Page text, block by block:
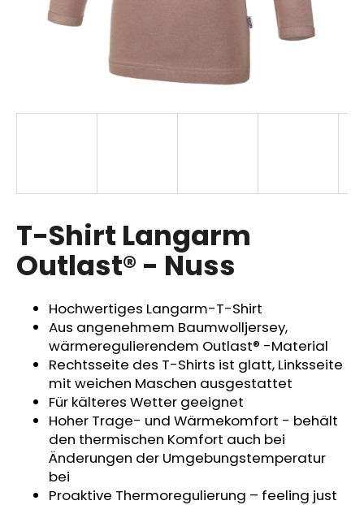
T-Shirt Langarm
Outlast® - Nuss
Hochwertiges Langarm-T-Shirt
Aus angenehmem Baumwolljersey,
wärmeregulierendem Outlast® -Material
Rechtsseite des T-Shirts ist glatt, Linksseite
mit weichen Maschen ausgestattet
Für kälteres Wetter geeignet
Hoher Trage- und Wärmekomfort - behält
den thermischen Komfort auch bei
Änderungen der Umgebungstemperatur
bei
Proaktive Thermoregulierung – feeling just
SUCHEN
p
f
e
h
KINDERWAGENUNTERLAGE
OUTLAST®
GRAU
MELIERT
€43,35